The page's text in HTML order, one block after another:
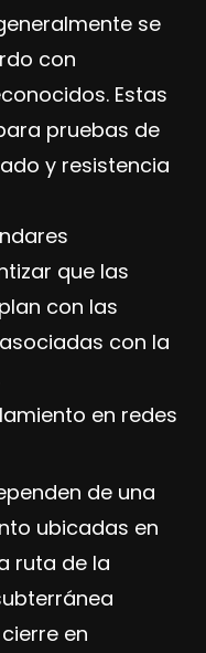
se
con
Estas
pruebas de
y resistencia
que las
con las
con la
en redes
de una
ubicadas en
ruta de la
en